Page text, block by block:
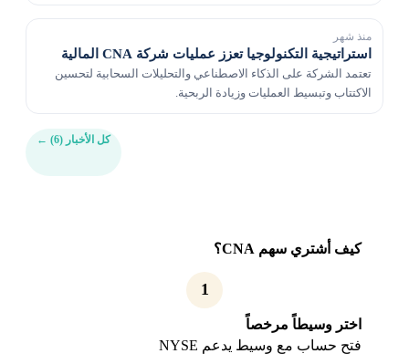
منذ شهر
استراتيجية التكنولوجيا تعزز عمليات شركة CNA المالية
تعتمد الشركة على الذكاء الاصطناعي والتحليلات السحابية لتحسين
الاكتتاب وتبسيط العمليات وزيادة الربحية.
كل الأخبار (6) ←
كيف أشتري سهم CNA؟
1
اختر وسيطاً مرخصاً
فتح حساب مع وسيط يدعم NYSE